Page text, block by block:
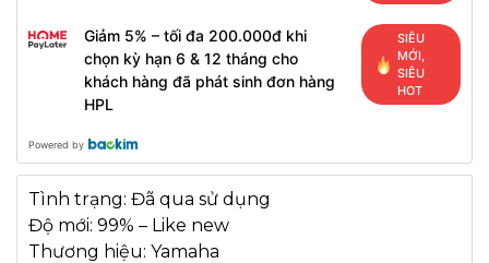
Giảm 5% – tối đa 200.000đ khi
chọn kỳ hạn 6 & 12 tháng cho
khách hàng đã phát sinh đơn hàng
HPL
SIÊU
MỚI,
SIÊU
HOT
Powered by
Tình trạng: Đã qua sử dụng
Độ mới: 99% – Like new
Thương hiệu: Yamaha